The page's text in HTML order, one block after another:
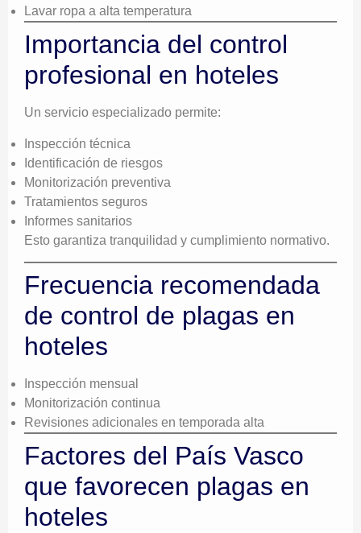
Lavar ropa a alta temperatura
Importancia del control
profesional en hoteles
Un servicio especializado permite:
Inspección técnica
Identificación de riesgos
Monitorización preventiva
Tratamientos seguros
Informes sanitarios
Esto garantiza tranquilidad y cumplimiento normativo.
Frecuencia recomendada
de control de plagas en
hoteles
Inspección mensual
Monitorización continua
Revisiones adicionales en temporada alta
Factores del País Vasco
que favorecen plagas en
hoteles